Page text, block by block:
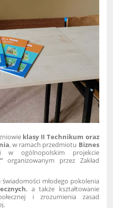
klasy II Technikum oraz
, w ramach przedmiotu Biznes
w ogólnopolskim projekcie
organizowanym przez Zakład
młodego pokolenia
, a także kształtowanie
i zrozumienia zasad